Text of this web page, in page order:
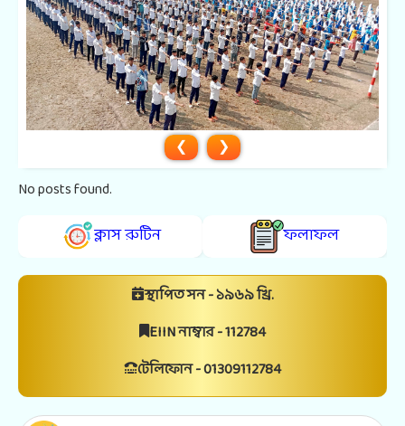
❮
❯
No posts found.
ক্লাস রুটিন ফলাফল
স্থাপিত সন - ১৯৬৯ খ্রি.
EIIN নাম্বার - 112784
টেলিফোন - 01309112784